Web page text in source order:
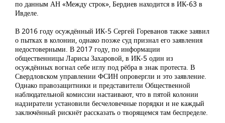
по данным АН «Между строк», Бердиев находится в ИК-63 в
Ивделе.
В 2016 году осуждённый ИК-5 Сергей Гореванов также заявил
о пытках в колонии, однако позже суд признал его заявления
недостоверными. В 2017 году, по информации
общественницы Ларисы Захаровой, в ИК-5 один из
осуждённых вогнал себе иглу под рёбра в знак протеста. В
Свердловском управлении ФСИН опровергли и это заявление.
Однако правозащитники и представители Общественной
наблюдательной комиссии настаивают, что в пятой колонии
надзиратели установили бесчеловечные порядки и не каждый
заключённый рискнёт рассказать о творящемся там беспределе.